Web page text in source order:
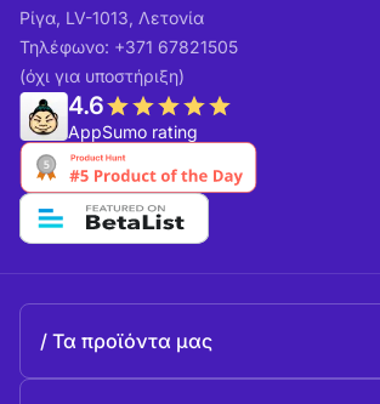
Ρίγα, LV-1013, Λετονία
Τηλέφωνο: +371 67821505
(όχι για υποστήριξη)
4.6
AppSumo rating
Τα προϊόντα μας